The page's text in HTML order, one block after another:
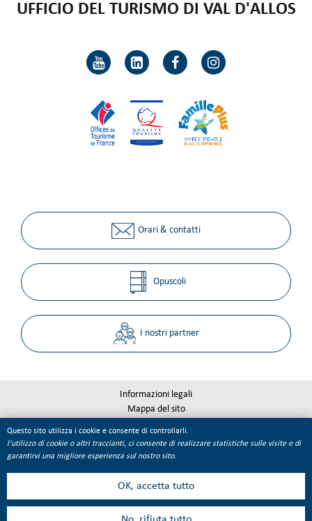
UFFICIO DEL TURISMO DI VAL D'ALLOS
Orari & contatti
Opuscoli
I nostri partner
Informazioni legali
Mappa del sito
Gestione dei cookie
Questo sito utilizza i cookie e consente di controllarli.
l'utilizzo di cookie o altri traccianti, ci consente di realizzare statistiche sulle visite e di
garantirvi una migliore esperienza sul nostro sito.
OK, accetta tutto